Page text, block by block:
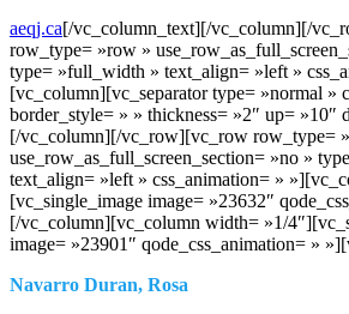
aeqj.ca[/vc_column_text][/vc_column][/
row_type= »row »
type= »full_width » text_align= »left »
[vc_column][vc_separator type= »normal »
border_style= » » thickness= »2″ up= »10″
[/vc_column][/vc_row][vc_row row_type=
use_row_as_full_screen_section= »no »
text_align= »left » css_animation= »
[vc_single_image image= »23632″
[/vc_column][vc_column width= »1/
image= »23901″ qode_css_animation= »
Navarro Duran, Rosa